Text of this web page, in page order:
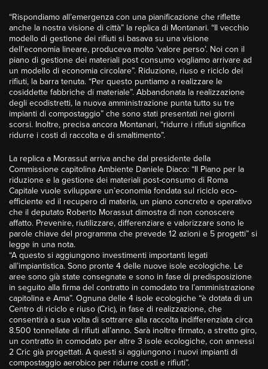
“Rispondiamo all’emergenza con una pianificazione che riflette
anche la nostra visione di città” la replica di Montanari. “Il vecchio
modello di gestione dei rifiuti si basava su una visione
dell’economia lineare, produceva molto ‘valore perso’. Noi con il
piano di gestione dei materiali post consumo vogliamo arrivare ad
un modello di economia circolare”. Riduzione, riuso e riciclo dei
rifiuti, la barra tenuta. “Per questo puntiamo a realizzare le
cosiddette fabbriche di materiale”. Abbandonata la realizzazione
degli ecodistretti, la nuova amministrazione punta tutto su tre
impianti di compostaggio” che sono stati presentati nei giorni
scorsi. Inoltre, precisa ancora Montanari, “ridurre i rifiuti significa
ridurre i costi di raccolta e di smaltimento”.
La replica a Morassut arriva anche dal presidente della
Commissione capitolina Ambiente Daniele Diaco: “Il Piano per la
riduzione e la gestione dei materiali post-consumo di Roma
Capitale vuole sviluppare un’economia fondata sul riciclo eco-
efficiente ed il recupero di materia, un piano concreto e operativo
che il deputato Roberto Morassut dimostra di non conoscere
affatto. Prevenire, riutilizzare, differenziare e valorizzare sono le
parole chiave del programma che prevede 12 azioni e 5 progetti” si
legge in una nota.
“A questo si aggiungono investimenti importanti legati
all’impiantistica. Sono pronte 4 delle nuove isole ecologiche. Le
aree sono già state consegnate e sono in fase di predisposizione
in seguito alla firma del contratto in comodato tra l’amministrazione
capitolina e Ama”. Ognuna delle 4 isole ecologiche “è dotata di un
Centro di riciclo e riuso (Cric), in fase di realizzazione, che
consentirà a sua volta di sottrarre alla raccolta indifferenziata circa
8.500 tonnellate di rifiuti all’anno. Sarà inoltre firmato, a stretto giro,
un contratto in comodato per altre 3 isole ecologiche, con annessi
2 Cric già progettati. A questi si aggiungono i nuovi impianti di
compostaggio aerobico per ridurre costi e rifiuti”.